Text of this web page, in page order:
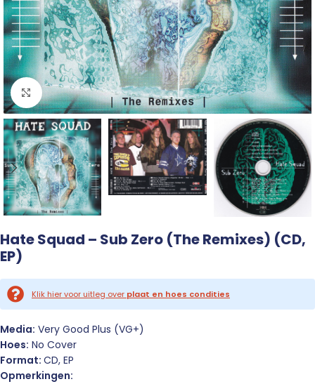
Click to enlarge
Hate Squad – Sub Zero (The Remixes) (CD,
EP)
Klik hier voor uitleg over plaat en hoes condities
Media: Very Good Plus (VG+)
Hoes: No Cover
Format: CD, EP
Opmerkingen: